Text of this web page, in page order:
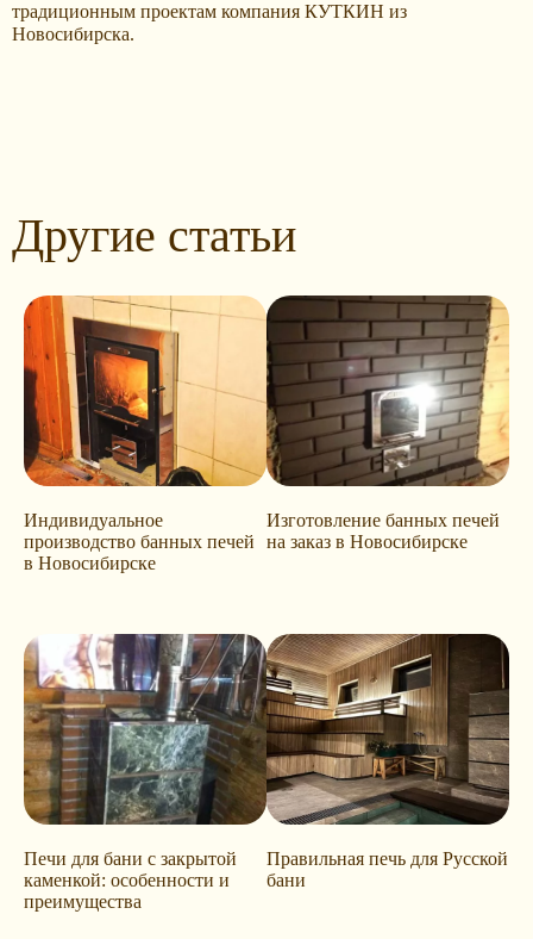
традиционным проектам компания КУТКИН из
Новосибирска.
Другие статьи
Индивидуальное
производство банных печей
в Новосибирске
Изготовление банных печей
на заказ в Новосибирске
Печи для бани с закрытой
каменкой: особенности и
преимущества
Правильная печь для Русской
бани